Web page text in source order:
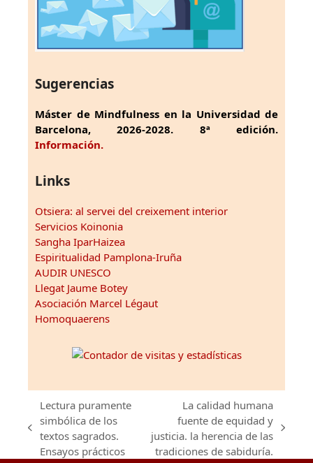
Sugerencias
Máster de Mindfulness en la Universidad de
Barcelona, 2026-2028. 8ª edición.
Información.
Links
Otsiera: al servei del creixement interior
Servicios Koinonia
Sangha IparHaizea
Espiritualidad Pamplona-Iruña
AUDIR UNESCO
Llegat Jaume Botey
Asociación Marcel Légaut
Homoquaerens
previous
post:
Lectura puramente
simbólica de los
textos sagrados.
Ensayos prácticos
next
post:
La calidad humana
fuente de equidad y
justicia. la herencia de las
tradiciones de sabiduría.